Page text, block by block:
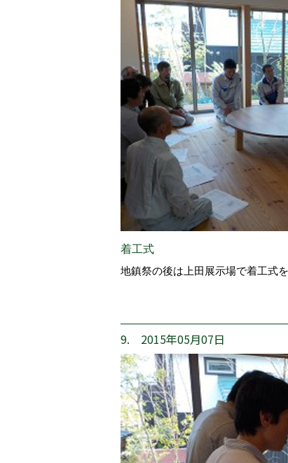
着工式
地鎮祭の後は上田展示場で着工式を
9. 2015年05月07日